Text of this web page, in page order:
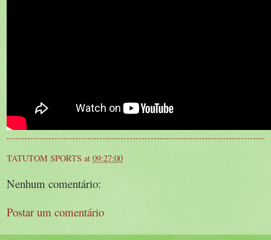
TATUTOM SPORTS at 09:27:00
Nenhum comentário:
Postar um comentário